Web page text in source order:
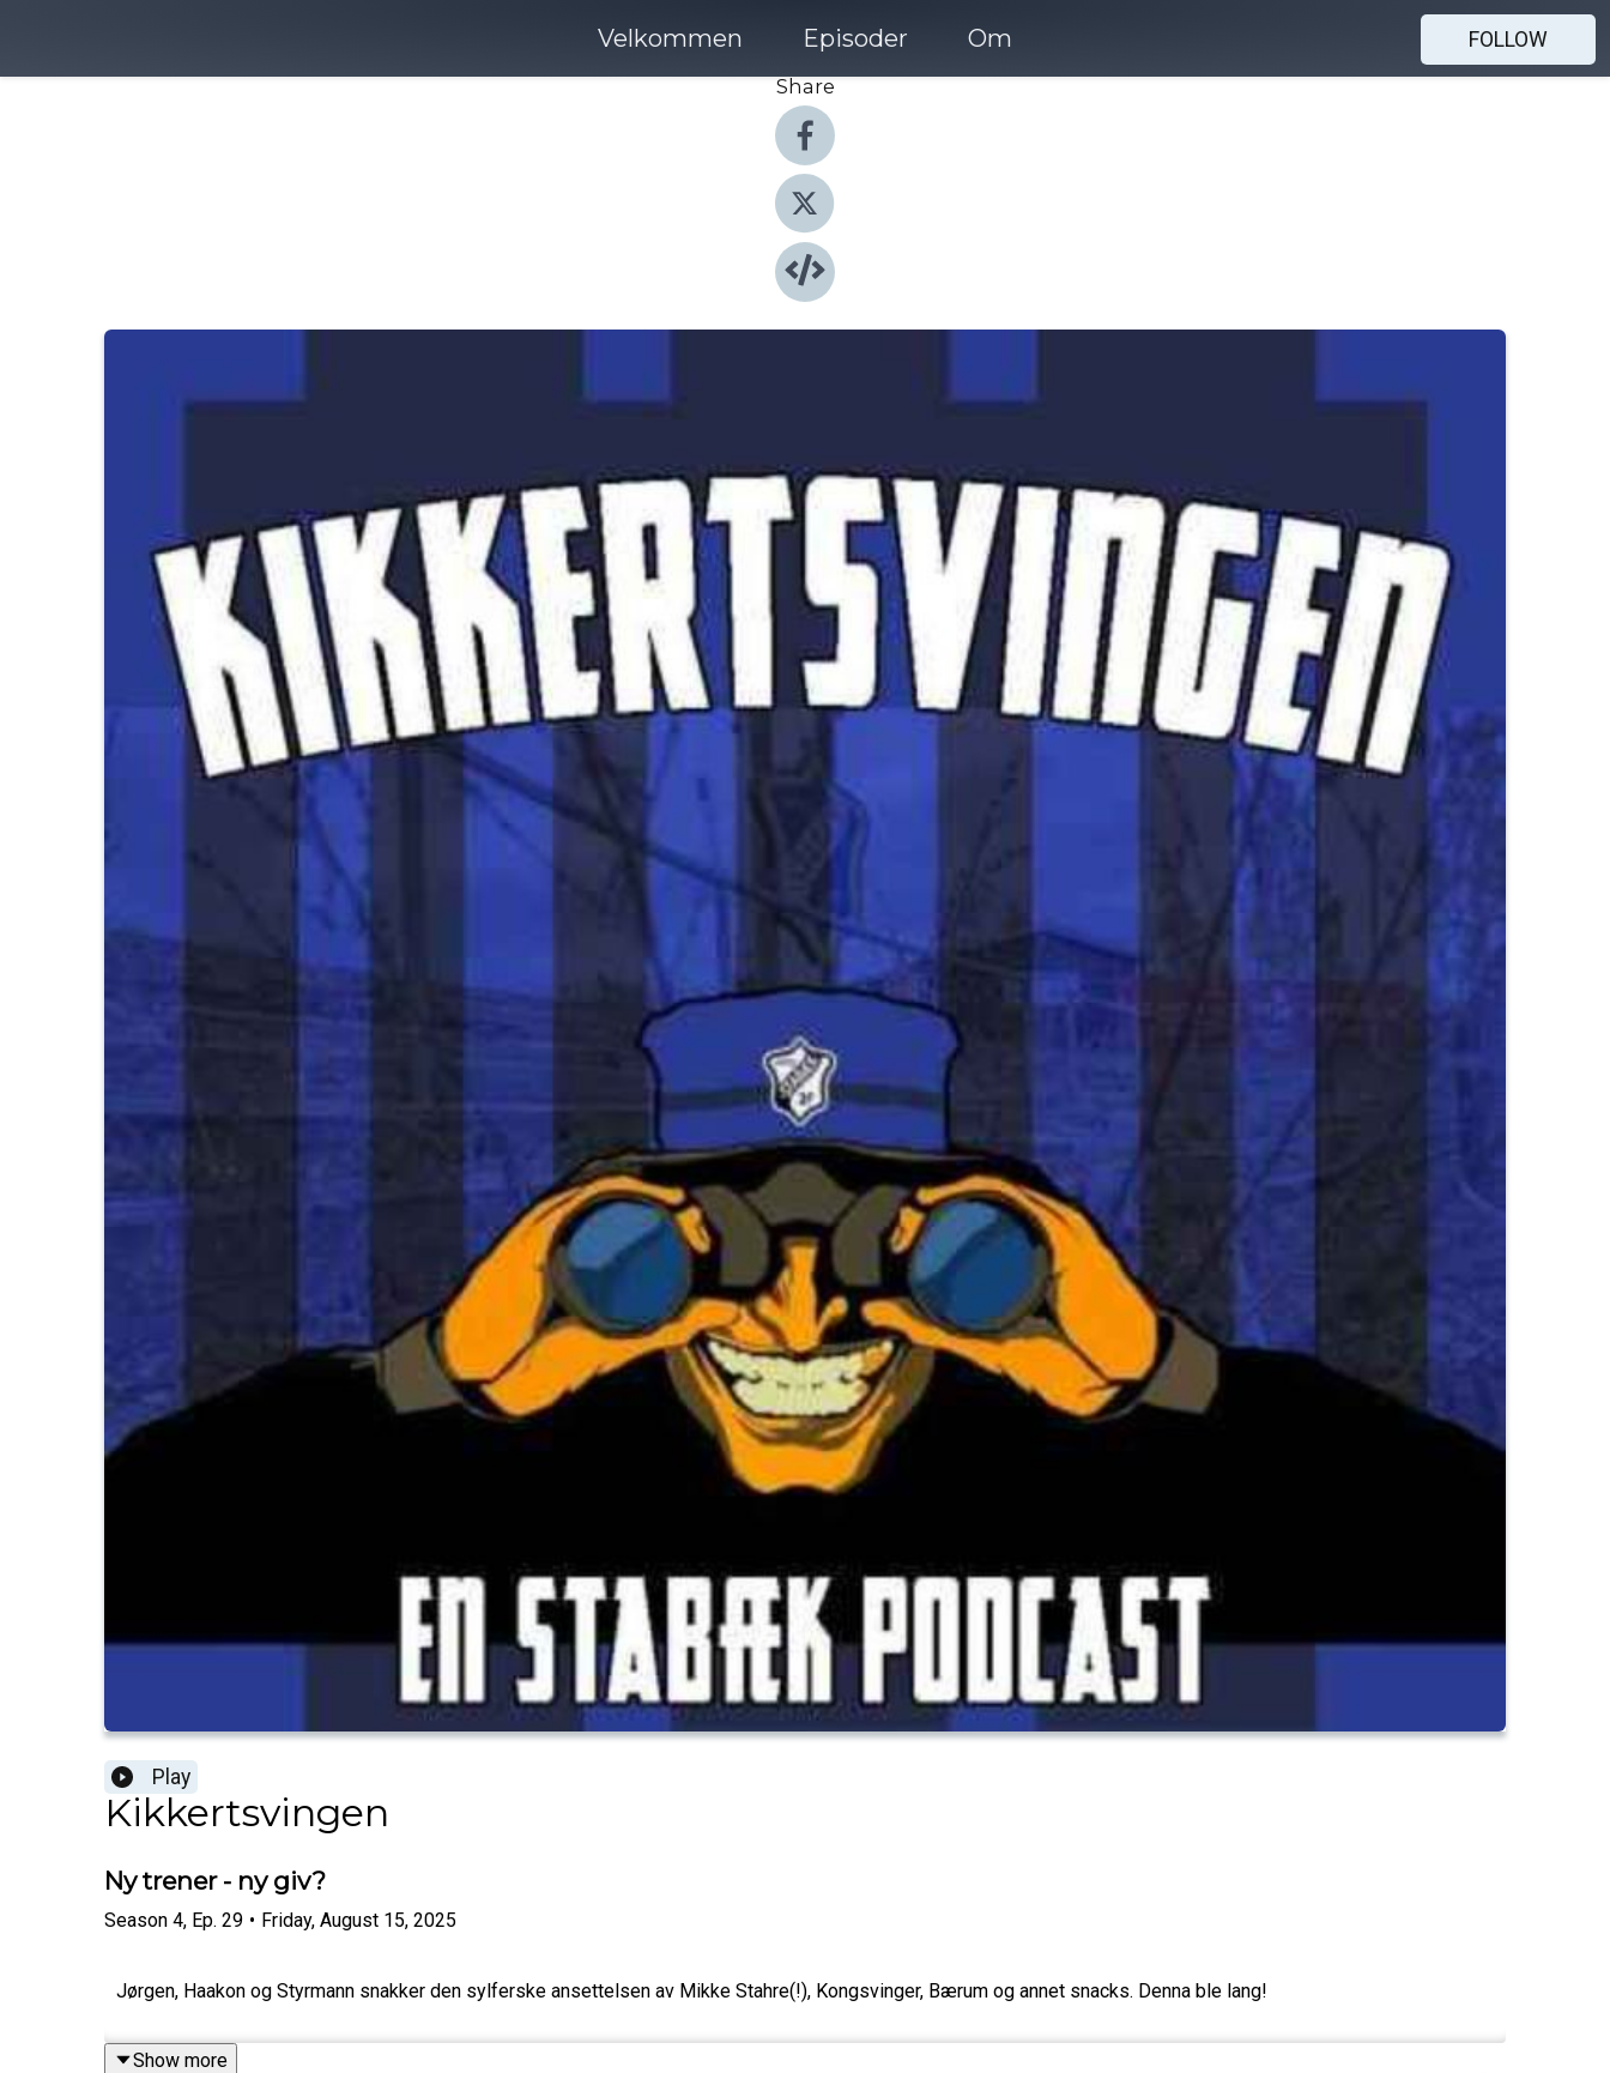
Velkommen Episoder Om
FOLLOW
Share
Play
Kikkertsvingen
Ny trener - ny giv?
Season 4, Ep. 29 • Friday, August 15, 2025
Jørgen, Haakon og Styrmann snakker den sylferske ansettelsen av Mikke Stahre(!), Kongsvinger, Bærum og annet snacks. Denna ble lang!
Show more